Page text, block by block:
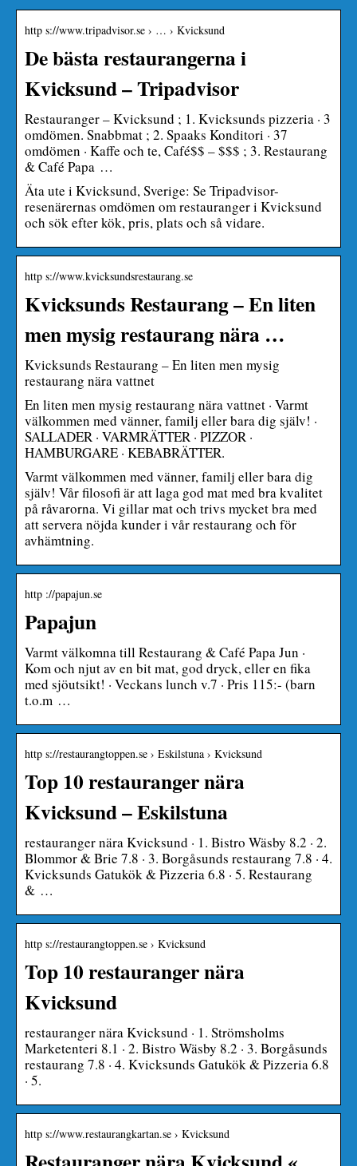
http s://www.tripadvisor.se › … › Kvicksund
De bästa restaurangerna i
Kvicksund – Tripadvisor
Restauranger – Kvicksund ; 1. Kvicksunds pizzeria · 3
omdömen. Snabbmat ; 2. Spaaks Konditori · 37
omdömen · Kaffe och te, Café$$ – $$$ ; 3. Restaurang
& Café Papa …
Äta ute i Kvicksund, Sverige: Se Tripadvisor-
resenärernas omdömen om restauranger i Kvicksund
och sök efter kök, pris, plats och så vidare.
http s://www.kvicksundsrestaurang.se
Kvicksunds Restaurang – En liten
men mysig restaurang nära …
Kvicksunds Restaurang – En liten men mysig
restaurang nära vattnet
En liten men mysig restaurang nära vattnet · Varmt
välkommen med vänner, familj eller bara dig själv! ·
SALLADER · VARMRÄTTER · PIZZOR ·
HAMBURGARE · KEBABRÄTTER.
Varmt välkommen med vänner, familj eller bara dig
själv! Vår filosofi är att laga god mat med bra kvalitet
på råvarorna. Vi gillar mat och trivs mycket bra med
att servera nöjda kunder i vår restaurang och för
avhämtning.
http ://papajun.se
Papajun
Varmt välkomna till Restaurang & Café Papa Jun ·
Kom och njut av en bit mat, god dryck, eller en fika
med sjöutsikt! · Veckans lunch v.7 · Pris 115:- (barn
t.o.m …
http s://restaurangtoppen.se › Eskilstuna › Kvicksund
Top 10 restauranger nära
Kvicksund – Eskilstuna
restauranger nära Kvicksund · 1. Bistro Wäsby 8.2 · 2.
Blommor & Brie 7.8 · 3. Borgåsunds restaurang 7.8 · 4.
Kvicksunds Gatukök & Pizzeria 6.8 · 5. Restaurang
& …
http s://restaurangtoppen.se › Kvicksund
Top 10 restauranger nära
Kvicksund
restauranger nära Kvicksund · 1. Strömsholms
Marketenteri 8.1 · 2. Bistro Wäsby 8.2 · 3. Borgåsunds
restaurang 7.8 · 4. Kvicksunds Gatukök & Pizzeria 6.8
· 5.
http s://www.restaurangkartan.se › Kvicksund